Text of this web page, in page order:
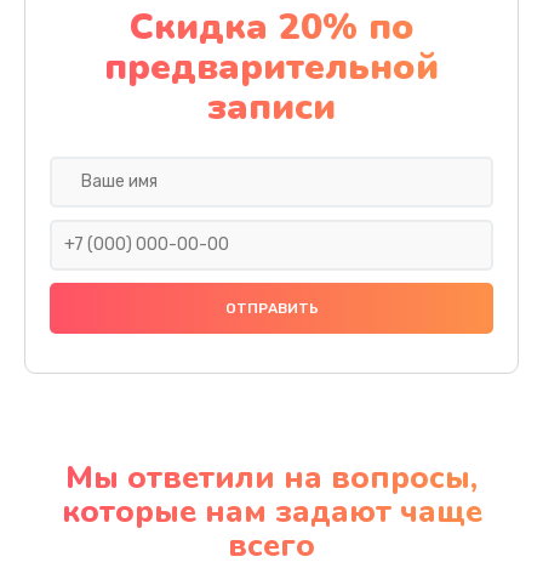
Скидка 20% по
предварительной
записи
Мы ответили на вопросы,
которые нам задают чаще
всего